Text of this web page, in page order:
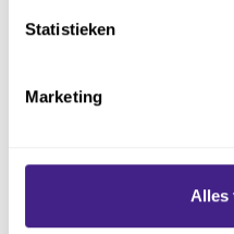
Statistieken
Marketing
Alles
fiscale programma
workflow triggeren
Kantoor aan de klant
accordering. Na
Die processen
veel extra taken om